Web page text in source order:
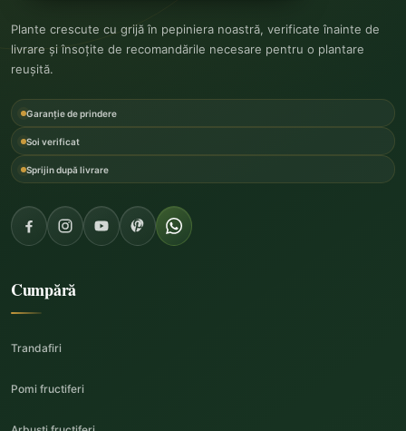
Plante crescute cu grijă în pepiniera noastră, verificate înainte de
livrare și însoțite de recomandările necesare pentru o plantare
reușită.
Garanție de prindere
Soi verificat
Sprijin după livrare
Cumpără
Trandafiri
Pomi fructiferi